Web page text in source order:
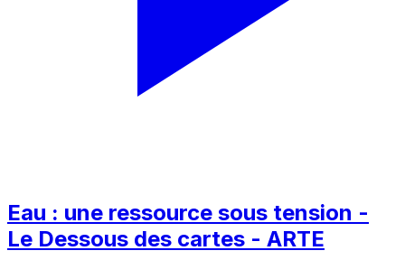
Eau : une ressource sous tension -
Le Dessous des cartes - ARTE